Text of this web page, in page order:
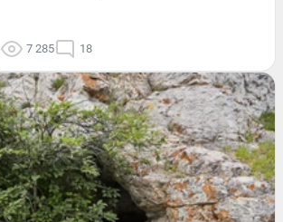
7 285 18